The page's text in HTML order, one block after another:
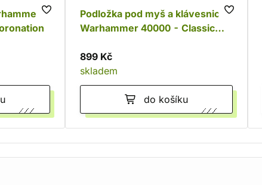
Podložka pod myš a klávesnici
Warhammer 40000 - Classic
899 Kč
skladem
do košíku